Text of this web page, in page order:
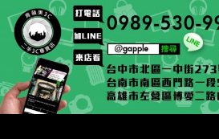
至
內
容